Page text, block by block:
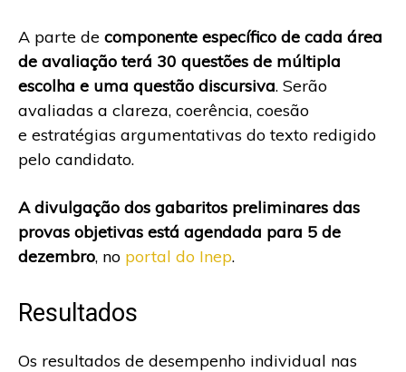
A parte de componente específico de cada área
de avaliação terá 30 questões de múltipla
escolha e uma questão discursiva. Serão
avaliadas a clareza, coerência, coesão
e estratégias argumentativas do texto redigido
pelo candidato.
A divulgação dos gabaritos preliminares das
provas objetivas está agendada para 5 de
dezembro, no portal do Inep.
Resultados
Os resultados de desempenho individual nas